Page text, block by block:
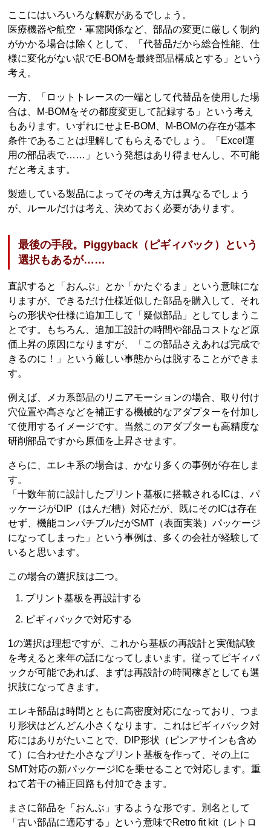
ここにはいろいろな解釈があるでしょう。
医療機器や航空・軍需関係など、部品の変更に厳しく制約
がかかる場合は除くとして、「代替品だから総合性能、仕
様に変化がない訳でE-BOMを最終部品構成とする」という
考え。
一方、「ロットトレースの一端として代替品を使用した場
合は、M-BOMをその都度変更して記録する」という考え
もあります。いずれにせよE-BOM、M-BOMの存在が基本
条件であることは理解してもらえるでしょう。「Excel運
用の部品表で……」という発想はあり得ませんし、不可能
だと考えます。
製造している製品によってその考え方は異なるでしょう
が、ルールだけは考え、決めておく必要があります。
最後の手段。Piggyback（ピギィバック）という
選択もあるが……
直訳すると「おんぶ」とか「かたぐるま」という意味にな
りますが、できるだけ仕様近似した部品を購入して、それ
らの形状や仕様に追加工して「疑似部品」としてしまうこ
とです。もちろん、追加工設計の時間や部品コストなど原
価上昇の原因になりますが、「この部品さえあれば完成で
きるのに！」という厳しい事態からは脱することができま
す。
例えば、メカ系部品のリニアモーションの場合、取り付け
穴位置や高さなどを補正する機械的なアダプターを付加し
て使用するイメージです。当然このアダプターも高精度な
研削部品ですから原価を上昇させます。
さらに、エレキ系の場合は、かなり多くの事例が存在しま
す。
「十数年前に設計したプリント基板に搭載されるICは、パ
ッケージがDIP（はんだ槽）対応だが、既にそのICは存在
せず、機能コンパチブルだがSMT（表面実装）パッケージ
になってしまった」という事例は、多くの会社が経験して
いると思います。
この場合の選択肢は二つ。
プリント基板を再設計する
ピギィバックで対応する
1の選択は理想ですが、これから基板の再設計と実働試験
を考えると来年の話になってしまいます。従ってピギィバ
ックが可能であれば、まずは再設計の時間稼ぎとしても選
択肢になってきます。
エレキ部品は時間とともに高密度対応になっており、つま
り形状はどんどん小さくなります。これはピギィバック対
応にはありがたいことで、DIP形状（ピンアサインも含め
て）に合わせた小さなプリント基板を作って、その上に
SMT対応の新パッケージICを乗せることで対応します。重
ねて若干の補正回路も付加できます。
まさに部品を「おんぶ」するような形です。別名として
「古い部品に適応する」という意味でRetro fit kit（レトロ